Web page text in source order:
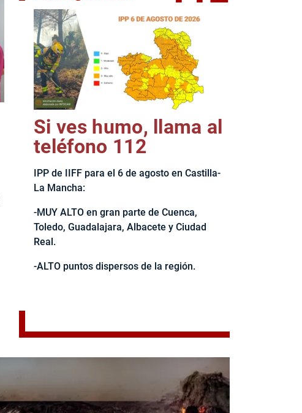
El jefe del Ejecutivo castellanomanchego, Emiliano García-
Si ves humo, llama al
teléfono 112
IPP de IIFF para el 6 de agosto en Castilla-
La Mancha:
-MUY ALTO en gran parte de Cuenca,
Toledo, Guadalajara, Albacete y Ciudad
Real.
-ALTO puntos dispersos de la región.